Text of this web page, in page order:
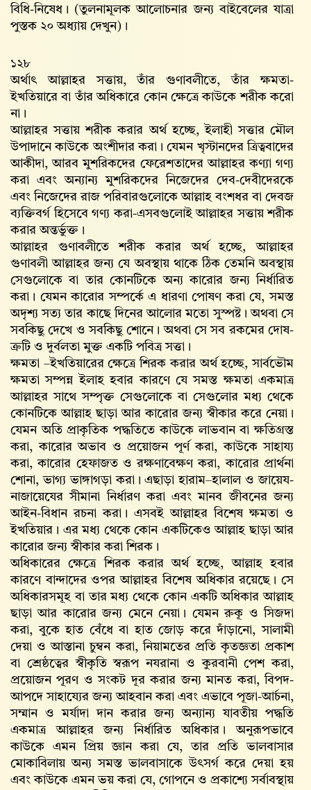
বিধি-নিষেধ। (তুলনামূলক আলোচনার জন্য বাইবেলের যাত্রা
পুস্তক ২০ অধ্যায় দেখুন)।
১২৮
অর্থাৎ আল্লাহর সত্তায়, তাঁর গুণাবলীতে, তাঁর ক্ষমতা-
ইখতিয়ারে বা তাঁর অধিকারে কোন ক্ষেত্রে কাউকে শরীক করো
না।
আল্লাহর সত্তায় শরীক করার অর্থ হচ্ছে, ইলাহী সত্তার মৌল
উপাদানে কাউকে অংশীদার করা। যেমন খৃস্টানদের ত্রিত্ববাদের
আকীদা, আরব মুশরিকদের ফেরেশতাদের আল্লাহর কণ্যা গণ্য
করা এবং অন্যান্য মুশরিকদের নিজেদের দেব-দেবীদেরকে
এবং নিজেদের রাজ পরিবারগুলোকে আল্লাহ বংশধর বা দেবজ
ব্যক্তিবর্গ হিসেবে গণ্য করা-এসবগুলোই আল্লাহর সত্তায় শরীক
করার অন্তর্ভুক্ত।
আল্লাহর গুণাবলীতে শরীক করার অর্থ হচ্ছে, আল্লাহর
গুণাবলী আল্লাহর জন্য যে অবস্থায় থাকে ঠিক তেমনি অবস্থায়
সেগুলোকে বা তার কোনটিকে অন্য কারোর জন্য নির্ধারিত
করা। যেমন কারোর সম্পর্কে এ ধারণা পোষণ করা যে, সমস্ত
অদৃশ্য সত্য তার কাছে দিনের আলোর মতো সুস্পষ্ট। অথবা সে
সবকিছু দেখে ও সবকিছু শোনে। অথবা সে সব রকমের দোষ-
ত্রুটি ও দুর্বলতা মুক্ত একটি পবিত্র সত্তা।
ক্ষমতা –ইখতিয়ারের ক্ষেত্রে শিরক করার অর্থ হচ্ছে, সার্বভৌম
ক্ষমতা সম্পন্ন ইলাহ হবার কারণে যে সমস্ত ক্ষমতা একমাত্র
আল্লাহর সাথে সম্পৃক্ত সেগুলোকে বা সেগুলোর মধ্য থেকে
কোনটিকে আল্লাহ ছাড়া আর কারোর জন্য স্বীকার করে নেয়া।
যেমন অতি প্রাকৃতিক পদ্ধতিতে কাউকে লাভবান বা ক্ষতিগ্রস্ত
করা, কারোর অভাব ও প্রয়োজন পূর্ণ করা, কাউকে সাহায্য
করা, কারোর হেফাজত ও রক্ষণাবেক্ষণ করা, কারোর প্রার্থনা
শোনা, ভাগ্য ভাঙ্গাগড়া করা। এছাড়া হারাম–হালাল ও জায়েয-
নাজায়েযের সীমানা নির্ধারণ করা এবং মানব জীবনের জন্য
আইন-বিধান রচনা করা। এসবই আল্লাহর বিশেষ ক্ষমতা ও
ইখতিয়ার। এর মধ্য থেকে কোন একটিকেও আল্লাহ ছাড়া আর
কারোর জন্য স্বীকার করা শিরক।
অধিকারের ক্ষেত্রে শিরক করার অর্থ হচ্ছে, আল্লাহ হবার
কারণে বান্দাদের ওপর আল্লাহর বিশেষ অধিকার রয়েছে। সে
অধিকারসমূহ বা তার মধ্য থেকে কোন একটি অধিকার আল্লাহ
ছাড়া আর কারোর জন্য মেনে নেয়া। যেমন রুকূ ও সিজদা
করা, বুকে হাত বেঁধে বা হাত জোড় করে দাঁড়ানো, সালামী
দেয়া ও আস্তানা চুম্বন করা, নিয়ামতের প্রতি কৃতজ্ঞতা প্রকাশ
বা শ্রেষ্ঠত্বের স্বীকৃতি স্বরূপ নযরানা ও কুরবানী পেশ করা,
প্রয়োজন পূরণ ও সংকট দূর করার জন্য মানত করা, বিপদ-
আপদে সাহায্যের জন্য আহবান করা এবং এভাবে পূজা-আর্চনা,
সম্মান ও মর্যাদা দান করার জন্য অন্যান্য যাবতীয় পদ্ধতি
একমাত্র আল্লাহর জন্য নির্ধারিত অধিকার। অনুরূপভাবে
কাউকে এমন প্রিয় জ্ঞান করা যে, তার প্রতি ভালবাসার
মোকাবিলায় অন্য সমস্ত ভালবাসাকে উৎসর্গ করে দেয়া হয়
এবং কাউকে এমন ভয় করা যে, গোপনে ও প্রকাশ্যে সর্বাবস্থায়